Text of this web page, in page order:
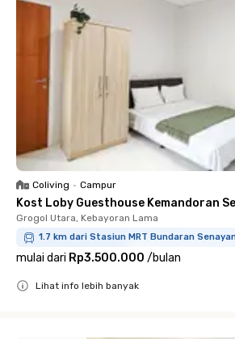
Coliving • Campur
Kost Loby Guesthouse Kemandoran
Grogol Utara, Kebayoran Lama
1.7 km dari Stasiun MRT Bundaran
mulai dari Rp3.500.000 /bulan
Lihat info lebih banyak